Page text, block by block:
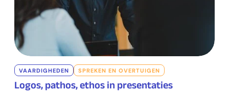
VAARDIGHEDEN SPREKEN EN OVERTUIGEN
Logos, pathos, ethos in presentaties